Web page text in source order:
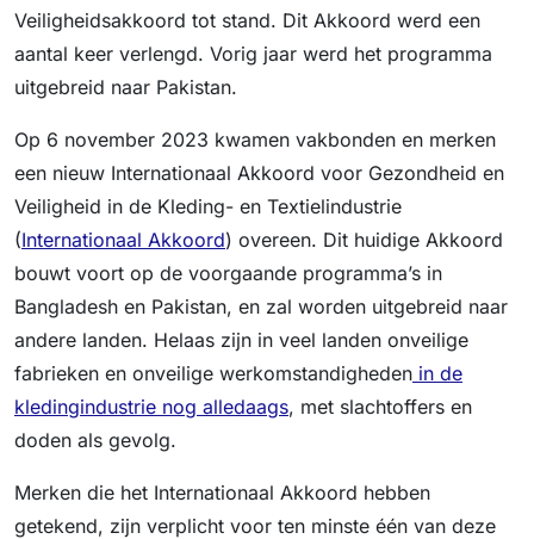
Veiligheidsakkoord tot stand. Dit Akkoord werd een
aantal keer verlengd. Vorig jaar werd het programma
uitgebreid naar Pakistan.
Op 6 november 2023 kwamen vakbonden en merken
een nieuw Internationaal Akkoord voor Gezondheid en
Veiligheid in de Kleding- en Textielindustrie
(Internationaal Akkoord) overeen. Dit huidige Akkoord
bouwt voort op de voorgaande programma’s in
Bangladesh en Pakistan, en zal worden uitgebreid naar
andere landen. Helaas zijn in veel landen onveilige
fabrieken en onveilige werkomstandigheden in de
kledingindustrie nog alledaags, met slachtoffers en
doden als gevolg.
Merken die het Internationaal Akkoord hebben
getekend, zijn verplicht voor ten minste één van deze